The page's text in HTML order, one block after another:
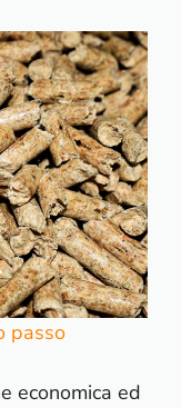
passo
economica ed